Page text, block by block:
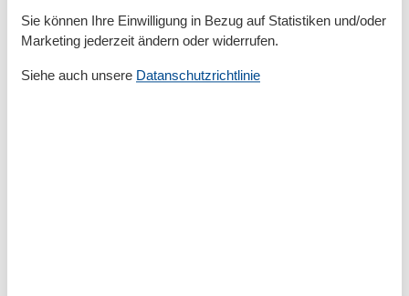
Balkon / Loggia
Balkonmöbel
PKW-Parkplatz
Sie können Ihre Einwilligung in Bezug auf Statistiken und/oder
Marketing jederzeit ändern oder widerrufen.
Siehe auch unsere Datanschutzrichtlinie